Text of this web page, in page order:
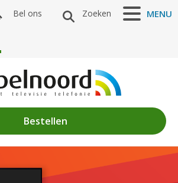
Bestellen
MENU
Zoeken
Bel ons